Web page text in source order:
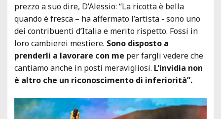
prezzo a suo dire, D’Alessio: “La ricotta è bella
quando è fresca – ha affermato l’artista - sono uno
dei contribuenti d’Italia e merito rispetto. Fossi in
loro cambierei mestiere. Sono disposto a
prenderli a lavorare con me per fargli vedere che
cantiamo anche in posti meravigliosi. L’invidia non
è altro che un riconoscimento di inferiorità”.